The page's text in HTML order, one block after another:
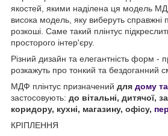
якостей, якими наділена ця модель
висока модель, яку виберуть справжні
розкоші. Саме такий плінтус
просторого інтер'єру.
Різний дизайн та елегантність форм -
розкажуть про тонкий та бездоганний
МДФ плінтус призначений для дому
застосовують: до вітальні, дитячої,
коридору, кухні, магазину, офісу,
КРІПЛЕННЯ